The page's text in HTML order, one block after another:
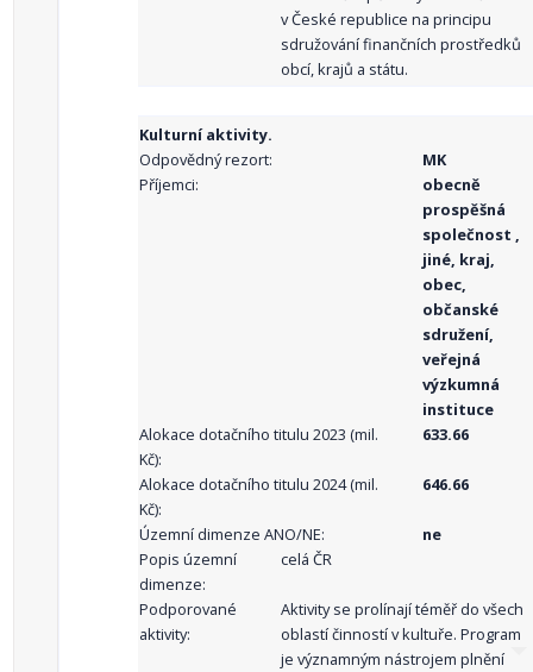
v České republice na principu
sdružování finančních prostředků
obcí, krajů a státu.
Kulturní aktivity.
Odpovědný rezort:
MK
Příjemci:
obecně
prospěšná
společnost ,
jiné, kraj,
obec,
občanské
sdružení,
veřejná
výzkumná
instituce
Alokace dotačního titulu 2023 (mil.
Kč):
633.66
Alokace dotačního titulu 2024 (mil.
Kč):
646.66
Územní dimenze ANO/NE:
ne
Popis územní
dimenze:
celá ČR
Podporované
aktivity:
Aktivity se prolínají téměř do všech
oblastí činností v kultuře. Program
je významným nástrojem plnění